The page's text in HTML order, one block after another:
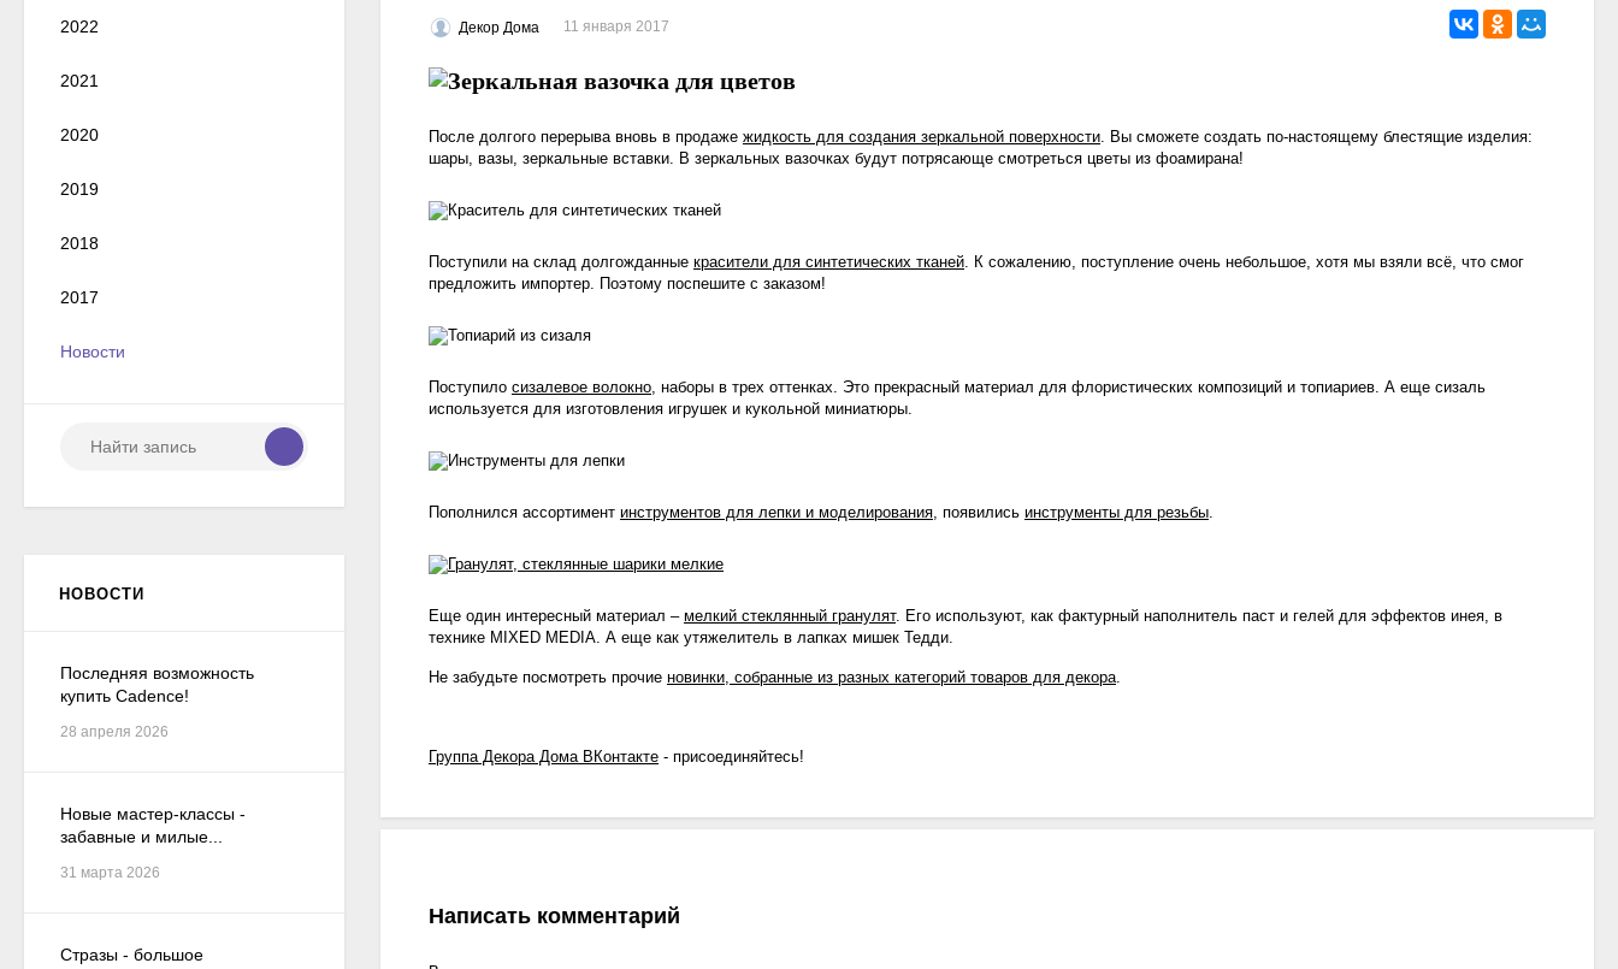
Декор Дома 11 января 2017
После долгого перерыва вновь в продаже жидкость для создания зеркальной поверхности . Вы сможете создать по-настоящему блестящие изделия:
шары, вазы, зеркальные вставки. В зеркальных вазочках будут потрясающе смотреться цветы из фоамирана!
Поступили на склад долгожданные красители для синтетических тканей . К сожалению, поступление очень небольшое, хотя мы взяли всё, что смог
предложить импортер. Поэтому поспешите с заказом!
Поступило сизалевое волокно , наборы в трех оттенках. Это прекрасный материал для флористических композиций и топиариев. А еще сизаль
используется для изготовления игрушек и кукольной миниатюры.
Пополнился ассортимент инструментов для лепки и моделирования , появились инструменты для резьбы
Еще один интересный материал – мелкий стеклянный гранулят. Его используют, как фактурный наполнитель паст и гелей для эффектов инея, в
технике MIXED MEDIA. А еще как утяжелитель в лапках мишек Тедди.
Не забудьте посмотреть прочие новинки, собранные из разных категорий товаров для декора
Группа Декора Дома ВКонтакте - присоединяйтесь!
Написать комментарий
2022
2021
2020
2019
2018
2017
Новости
НОВОСТИ
Последняя возможность
купить Cadence!
28 апреля 2026
Новые мастер-классы -
забавные и милые...
31 марта 2026
Стразы - большое